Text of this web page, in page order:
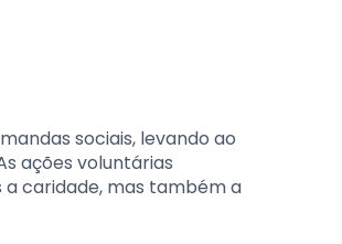
sociais, levando ao
ações voluntárias
caridade, mas também a